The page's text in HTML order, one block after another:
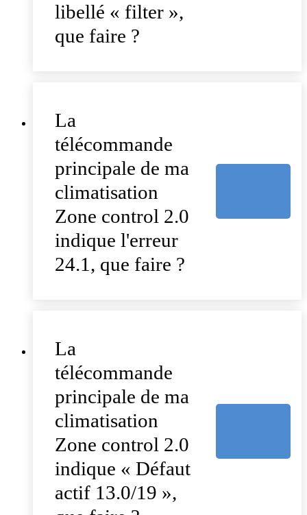
libellé « filter »,
que faire ?
La
télécommande
principale de ma
climatisation
Zone control 2.0
indique l'erreur
24.1, que faire ?
La
télécommande
principale de ma
climatisation
Zone control 2.0
indique « Défaut
actif 13.0/19 »,